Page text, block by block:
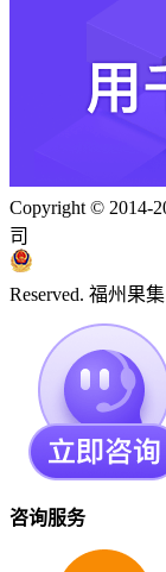
Copyright © 2014-
司
Reserved. 福州果
咨询服务